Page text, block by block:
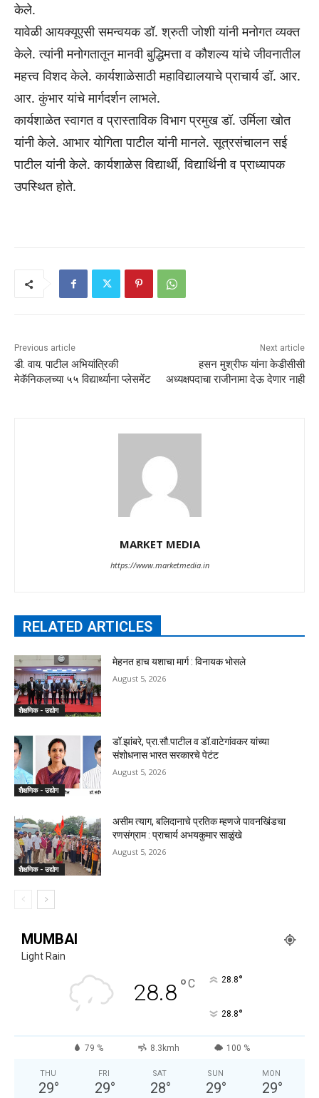
केले.
यावेळी आयक्यूएसी समन्वयक डॉ. श्रुती जोशी यांनी मनोगत व्यक्त
केले. त्यांनी मनोगतातून मानवी बुद्धिमत्ता व कौशल्य यांचे जीवनातील
महत्त्व विशद केले. कार्यशाळेसाठी महाविद्यालयाचे प्राचार्य डॉ. आर.
आर. कुंभार यांचे मार्गदर्शन लाभले.
कार्यशाळेत स्वागत व प्रास्ताविक विभाग प्रमुख डॉ. उर्मिला खोत
यांनी केले. आभार योगिता पाटील यांनी मानले. सूत्रसंचालन सई
पाटील यांनी केले. कार्यशाळेस विद्यार्थी, विद्यार्थिनी व प्राध्यापक
उपस्थित होते.
Previous article
डी. वाय. पाटील अभियांत्रिकी
मेकॅनिकलच्या ५५ विद्यार्थ्याना प्लेसमेंट
Next article
हसन मुश्रीफ यांना केडीसीसी
अध्यक्षपदाचा राजीनामा देऊ देणार नाही
MARKET MEDIA
https://www.marketmedia.in
RELATED ARTICLES
शैक्षणिक - उद्योग
मेहनत हाच यशाचा मार्ग : विनायक भोसले
August 5, 2026
शैक्षणिक - उद्योग
डॉ.झांबरे, प्रा.सौ.पाटील व डॉ.वाटेगांवकर यांच्या
संशोधनास भारत सरकारचे पेटंट
August 5, 2026
शैक्षणिक - उद्योग
असीम त्याग, बलिदानाचे प्रतिक म्हणजे पावनखिंडचा
रणसंग्राम : प्राचार्य अभयकुमार साळुंखे
August 5, 2026
MUMBAI
Light Rain
28.8°C 28.8°
28.8°
79 % 8.3kmh 100 %
THU
29°
FRI
29°
SAT
28°
SUN
29°
MON
29°